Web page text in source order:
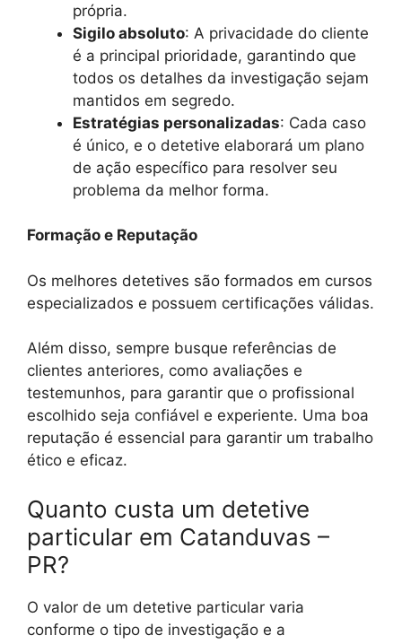
própria.
Sigilo absoluto: A privacidade do cliente
é a principal prioridade, garantindo que
todos os detalhes da investigação sejam
mantidos em segredo.
Estratégias personalizadas: Cada caso
é único, e o detetive elaborará um plano
de ação específico para resolver seu
problema da melhor forma.
Formação e Reputação
Os melhores detetives são formados em cursos
especializados e possuem certificações válidas.
Além disso, sempre busque referências de
clientes anteriores, como avaliações e
testemunhos, para garantir que o profissional
escolhido seja confiável e experiente. Uma boa
reputação é essencial para garantir um trabalho
ético e eficaz.
Quanto custa um detetive
particular em Catanduvas –
PR?
O valor de um detetive particular varia
conforme o tipo de investigação e a